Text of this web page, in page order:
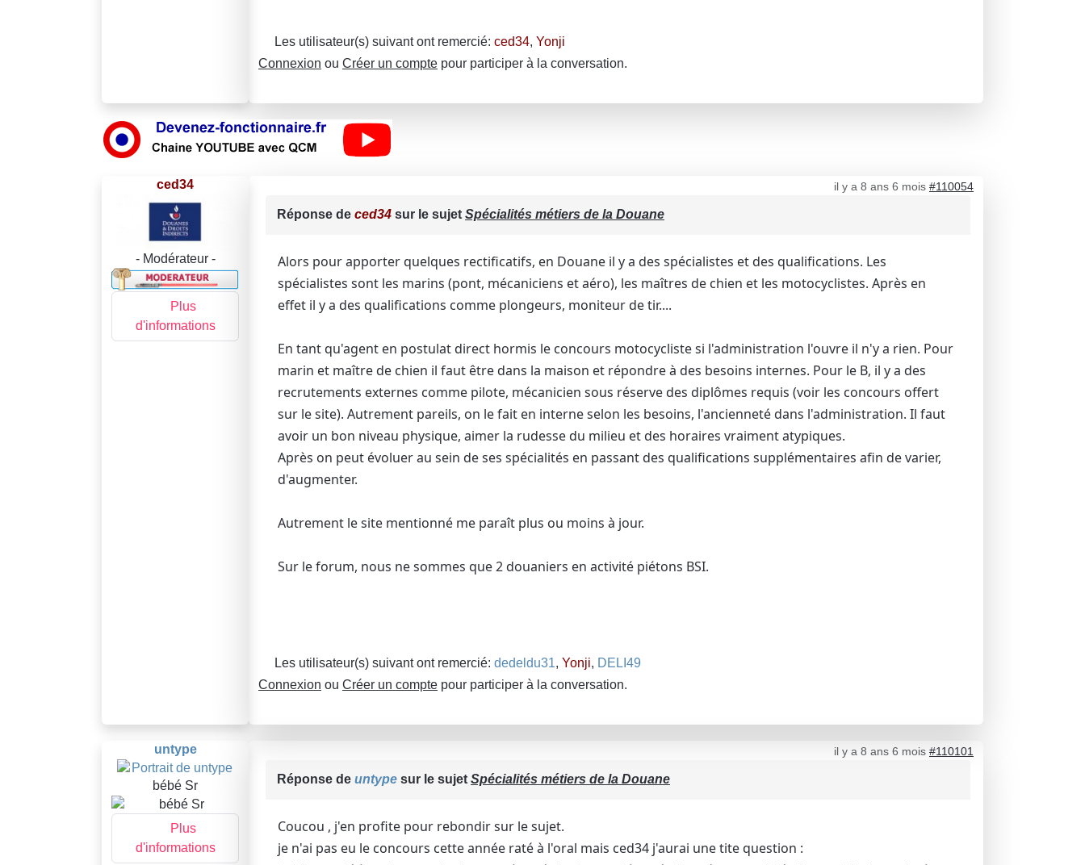
Les utilisateur(s) suivant ont remercié: ced34, Yonji
Connexion ou Créer un compte pour participer à la conversation.
ced34
- Modérateur -
Plus
d'informations
il y a 8 ans 6 mois #110054
Réponse de ced34 sur le sujet Spécialités métiers de la Douane
Alors pour apporter quelques rectificatifs, en Douane il y a des spécialistes et des qualifications. Les
spécialistes sont les marins (pont, mécaniciens et aéro), les maîtres de chien et les motocyclistes. Après en
effet il y a des qualifications comme plongeurs, moniteur de tir....
En tant qu'agent en postulat direct hormis le concours motocycliste si l'administration l'ouvre il n'y a rien. Pour
marin et maître de chien il faut être dans la maison et répondre à des besoins internes. Pour le B, il y a des
recrutements externes comme pilote, mécanicien sous réserve des diplômes requis (voir les concours offert
sur le site). Autrement pareils, on le fait en interne selon les besoins, l'ancienneté dans l'administration. Il faut
avoir un bon niveau physique, aimer la rudesse du milieu et des horaires vraiment atypiques.
Après on peut évoluer au sein de ses spécialités en passant des qualifications supplémentaires afin de varier,
d'augmenter.
Autrement le site mentionné me paraît plus ou moins à jour.
Sur le forum, nous ne sommes que 2 douaniers en activité piétons BSI.
Les utilisateur(s) suivant ont remercié: dedeldu31, Yonji, DELI49
Connexion ou Créer un compte pour participer à la conversation.
untype
bébé Sr
Plus
d'informations
il y a 8 ans 6 mois #110101
Réponse de untype sur le sujet Spécialités métiers de la Douane
Coucou , j'en profite pour rebondir sur le sujet.
je n'ai pas eu le concours cette année raté à l'oral mais ced34 j'aurai une tite question :